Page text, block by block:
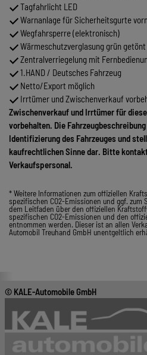
Tagfahrlicht LED
Warnanlage für Sicherheitsgurte
Wegfahrsperre (elektronisch)
Wärmeschutzverglasung grün
Zentralverriegelung mit
1.HAND / Deutsches Fahrzeug
Netto/Export möglich
Irrtümer und Zwischenverkauf
Zwischenverkauf und Irrtümer für
vorbehalten. Die
Identifizierung des Fahrzeuges und
kaufrechtlichen Sinne dar. Bitte
Verkaufspersonal.
* Weitere Informationen zum offiziellen
spezifischen CO2-Emissionen und ggf. zum
dem Leitfaden über den offiziellen
spezifischen CO2-Emissionen und den
entnommen werden. Dieser ist an allen
Automobil Treuhand GmbH unentgeltlich
© KALE-Automobile GmbH